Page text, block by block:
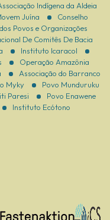
Indígena da Aldeia
Juína
Conselho
Povos e Organizações
De Comitês De Bacia
Instituto Icaracol
Operação Amazônia
Associação do Barranco
Myky
Povo Munduruku
Paresi
Povo Enawene
Instituto Ecótono